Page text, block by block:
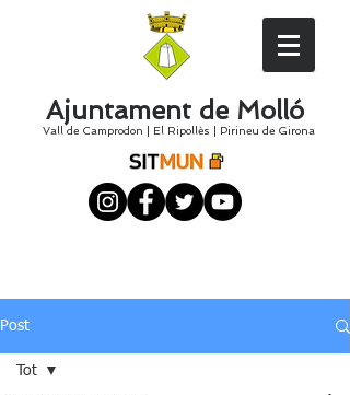
Ajuntament de Molló
Vall de Camprodon El Ripollès Pirineu de Girona
Post
Tot